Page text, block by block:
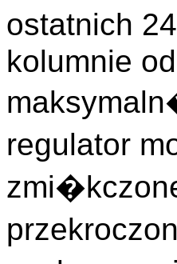
ostatnich
kolumnie
regulator